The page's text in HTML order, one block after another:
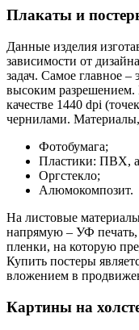
Плакаты и
Данные изделия
зависимости от
задач. Самое главное –
высоким разрешением.
качестве 1440 dpi
чернилами. Материалы,
Фотобумага;
Пластики: ПВХ,
Оргстекло;
Алюмокомпозит.
На листовые
напрямую – УФ
пленки, на которую
Купить постеры
вложением в
Картины на